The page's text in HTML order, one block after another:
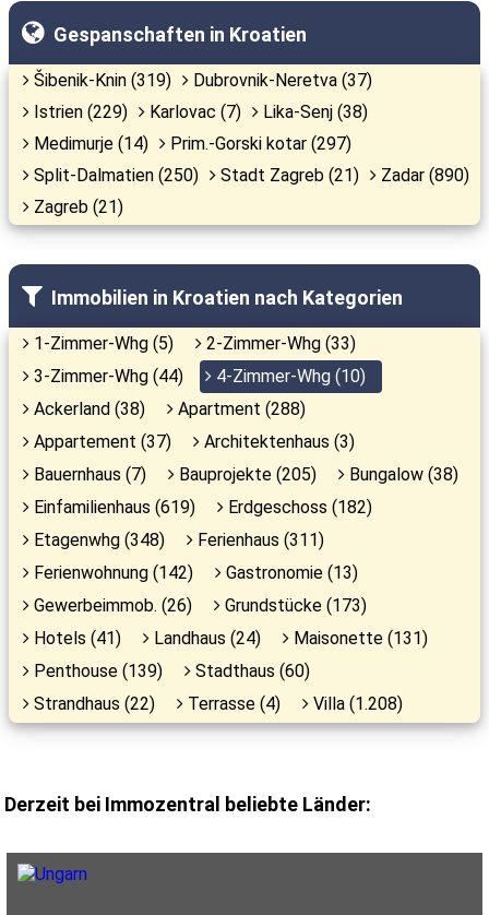
Gespanschaften in Kroatien
Šibenik-Knin (319)
Dubrovnik-Neretva (37)
Istrien (229)
Karlovac (7)
Lika-Senj (38)
Medimurje (14)
Prim.-Gorski kotar (297)
Split-Dalmatien (250)
Stadt Zagreb (21)
Zadar (890)
Zagreb (21)
Immobilien in Kroatien nach Kategorien
1-Zimmer-Whg (5)
2-Zimmer-Whg (33)
3-Zimmer-Whg (44)
4-Zimmer-Whg (10)
Ackerland (38)
Apartment (288)
Appartement (37)
Architektenhaus (3)
Bauernhaus (7)
Bauprojekte (205)
Bungalow (38)
Einfamilienhaus (619)
Erdgeschoss (182)
Etagenwhg (348)
Ferienhaus (311)
Ferienwohnung (142)
Gastronomie (13)
Gewerbeimmob. (26)
Grundstücke (173)
Hotels (41)
Landhaus (24)
Maisonette (131)
Penthouse (139)
Stadthaus (60)
Strandhaus (22)
Terrasse (4) Villa (1.208)
Derzeit bei Immozentral beliebte Länder: